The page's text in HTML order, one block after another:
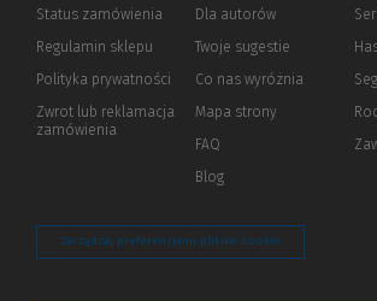
Status zamówienia
Regulamin sklepu
Polityka prywatności (Nowe
(Link
innej
Zwrot lub reklamacja
zamówienia
Dla autorów(Nowe
(Link
innej
Twoje sugestie
Co nas wyróżnia
Mapa strony
FAQ
Blog
Zarządzaj preferencjami plików cookie